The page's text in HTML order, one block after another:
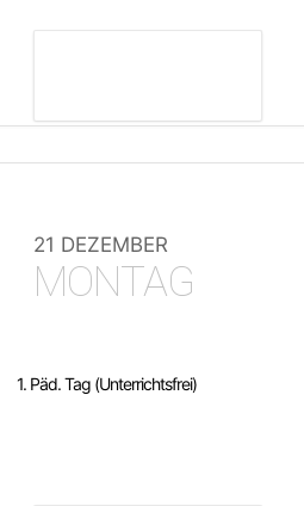
21 DEZEMBER
MONTAG
1. Päd. Tag (Unterrichtsfrei)